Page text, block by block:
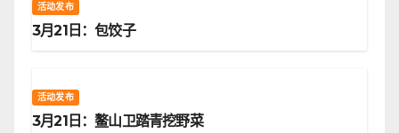
活动发布
3月21日：包饺子
活动发布
3月21日：鳌山卫踏青挖野菜